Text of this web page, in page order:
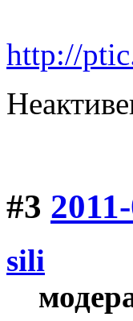
http://
#3
sili